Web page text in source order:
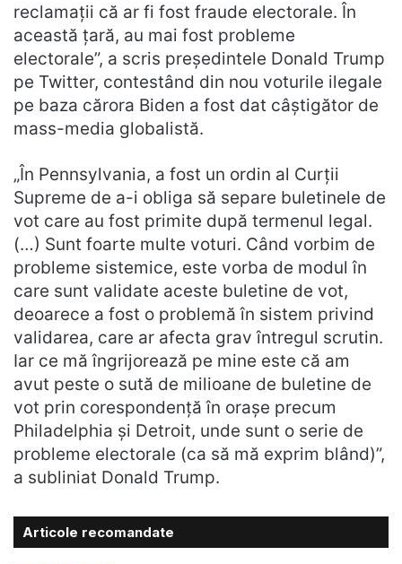
reclamații că ar fi fost fraude electorale. În
această țară, au mai fost probleme
electorale”, a scris președintele Donald Trump
pe Twitter, contestând din nou voturile ilegale
pe baza cărora Biden a fost dat câștigător de
mass-media globalistă.
„În Pennsylvania, a fost un ordin al Curții
Supreme de a-i obliga să separe buletinele de
vot care au fost primite după termenul legal.
(…) Sunt foarte multe voturi. Când vorbim de
probleme sistemice, este vorba de modul în
care sunt validate aceste buletine de vot,
deoarece a fost o problemă în sistem privind
validarea, care ar afecta grav întregul scrutin.
Iar ce mă îngrijorează pe mine este că am
avut peste o sută de milioane de buletine de
vot prin corespondență în orașe precum
Philadelphia și Detroit, unde sunt o serie de
probleme electorale (ca să mă exprim blând)”,
a subliniat Donald Trump.
Articole recomandate